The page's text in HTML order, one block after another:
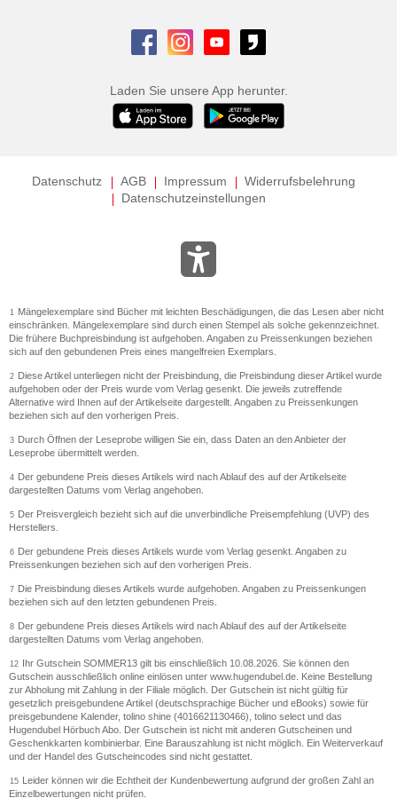
Laden Sie unsere App herunter.
Datenschutz AGB Impressum
Widerrufsbelehrung
Datenschutzeinstellungen
1 Mängelexemplare sind Bücher mit leichten Beschädigungen, die das Lesen aber nicht
einschränken. Mängelexemplare sind durch einen Stempel als solche gekennzeichnet.
Die frühere Buchpreisbindung ist aufgehoben. Angaben zu Preissenkungen beziehen
sich auf den gebundenen Preis eines mangelfreien Exemplars.
2 Diese Artikel unterliegen nicht der Preisbindung, die Preisbindung dieser Artikel wurde
aufgehoben oder der Preis wurde vom Verlag gesenkt. Die jeweils zutreffende
Alternative wird Ihnen auf der Artikelseite dargestellt. Angaben zu Preissenkungen
beziehen sich auf den vorherigen Preis.
3 Durch Öffnen der Leseprobe willigen Sie ein, dass Daten an den Anbieter der
Leseprobe übermittelt werden.
4 Der gebundene Preis dieses Artikels wird nach Ablauf des auf der Artikelseite
dargestellten Datums vom Verlag angehoben.
5 Der Preisvergleich bezieht sich auf die unverbindliche Preisempfehlung (UVP) des
Herstellers.
6 Der gebundene Preis dieses Artikels wurde vom Verlag gesenkt. Angaben zu
Preissenkungen beziehen sich auf den vorherigen Preis.
7 Die Preisbindung dieses Artikels wurde aufgehoben. Angaben zu Preissenkungen
beziehen sich auf den letzten gebundenen Preis.
8 Der gebundene Preis dieses Artikels wird nach Ablauf des auf der Artikelseite
dargestellten Datums vom Verlag angehoben.
12 Ihr Gutschein SOMMER13 gilt bis einschließlich 10.08.2026. Sie können den
Gutschein ausschließlich online einlösen unter www.hugendubel.de. Keine Bestellung
zur Abholung mit Zahlung in der Filiale möglich. Der Gutschein ist nicht gültig für
gesetzlich preisgebundene Artikel (deutschsprachige Bücher und eBooks) sowie für
preisgebundene Kalender, tolino shine (4016621130466), tolino select und das
Hugendubel Hörbuch Abo. Der Gutschein ist nicht mit anderen Gutscheinen und
Geschenkkarten kombinierbar. Eine Barauszahlung ist nicht möglich. Ein Weiterverkauf
und der Handel des Gutscheincodes sind nicht gestattet.
15 Leider können wir die Echtheit der Kundenbewertung aufgrund der großen Zahl an
Einzelbewertungen nicht prüfen.